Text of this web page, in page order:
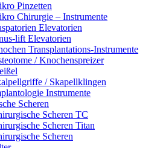
Pinzetten
Chirurgie – Instrumente
Elevatorien
lift Elevatorien
Transplantations-Instrumente
/ Knochenspreizer
/ Skapellklingen
Instrumente
Scheren
Scheren TC
Scheren Titan
Scheren